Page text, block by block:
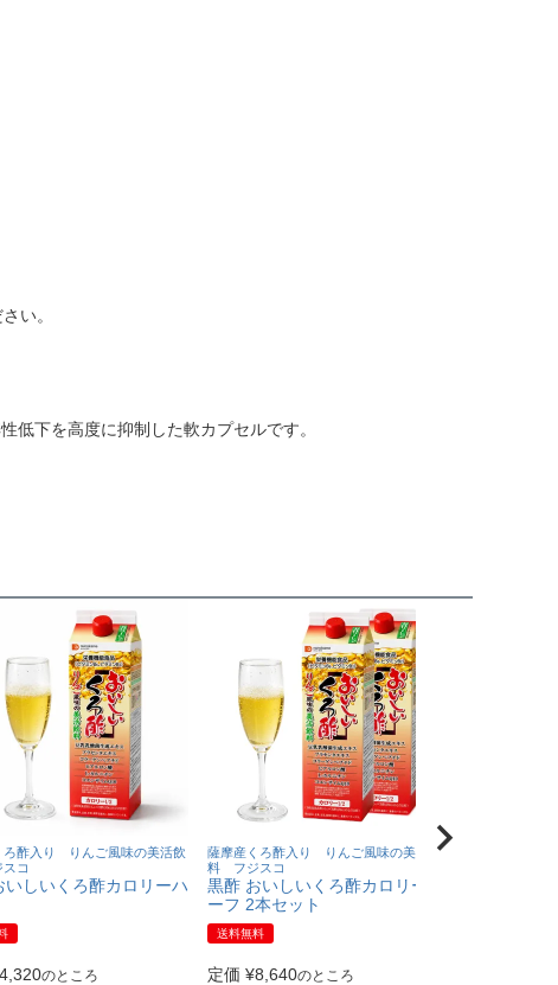
い。
低下を高度に抑制した軟カプセルです。
ろ酢入り りんご風味の美活飲
コ
いしいくろ酢カロリーハ
4,320のところ
薩摩産くろ酢入り りんご風味の美活飲
料 フジスコ
黒酢 おいしいくろ酢カロリーハ
ーフ 2本セット
送料無料
定価 ¥8,640のところ